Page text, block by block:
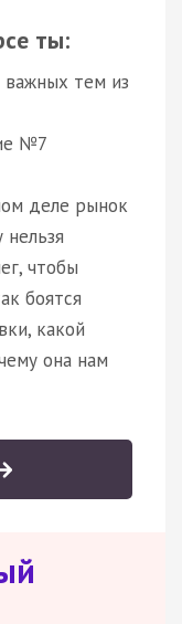
ты:
тем из
№7
деле рынок
чтобы
боятся
какой
она нам